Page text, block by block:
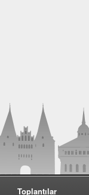
Toplantılar